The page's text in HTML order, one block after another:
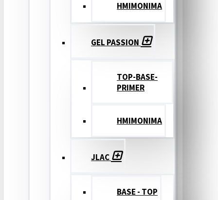
ΗΜΙΜΟΝΙΜΑ
GEL PASSION
TOP-BASE-
PRIMER
ΗΜΙΜΟΝΙΜΑ
JLAC
BASE - TOP